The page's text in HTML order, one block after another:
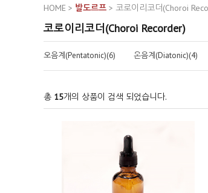
HOME > 발도르프 > 코로이리코더(Choroi
코로이리코더(Choroi Recorder)
오음계(Pentatonic)(6) 온음계(Diatonic)(4)
총 15개의 상품이 검색 되었습니다.